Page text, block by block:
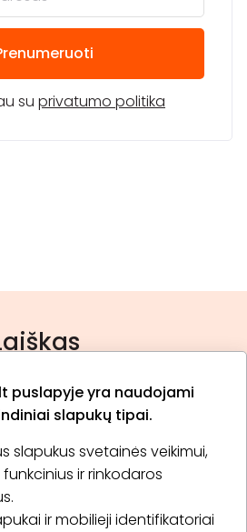
puslapyje yra naudojami
slapukų tipai.
slapukus svetainės veikimui,
ir rinkodaros
ir mobilieji identifikatoriai
su privatumo politika
privatumo politika